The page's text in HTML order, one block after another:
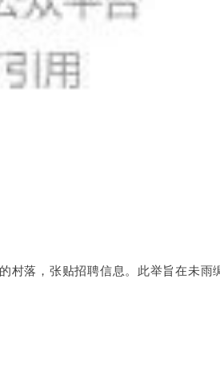
村落，张贴招聘信息。此举旨在未雨